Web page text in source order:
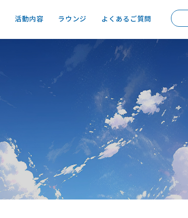
活動内容 ラウンジ よくあるご質問